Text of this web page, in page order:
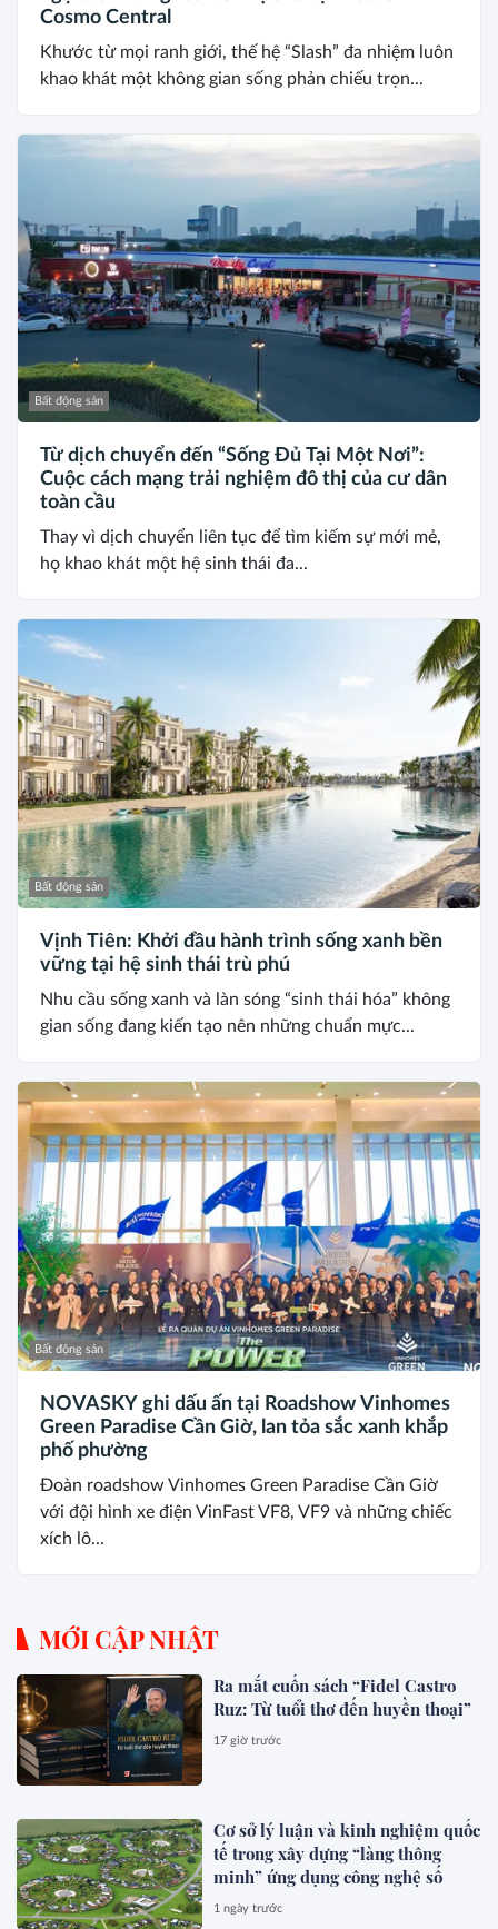
Cosmo Central
Khước từ mọi ranh giới, thế hệ “Slash” đa nhiệm luôn
khao khát một không gian sống phản chiếu trọn...
Bất động sản
Từ dịch chuyển đến “Sống Đủ Tại Một Nơi”:
Cuộc cách mạng trải nghiệm đô thị của cư dân
toàn cầu
Thay vì dịch chuyển liên tục để tìm kiếm sự mới mẻ,
họ khao khát một hệ sinh thái đa...
Bất động sản
Vịnh Tiên: Khởi đầu hành trình sống xanh bền
vững tại hệ sinh thái trù phú
Nhu cầu sống xanh và làn sóng “sinh thái hóa” không
gian sống đang kiến tạo nên những chuẩn mực...
Bất động sản
NOVASKY ghi dấu ấn tại Roadshow Vinhomes
Green Paradise Cần Giờ, lan tỏa sắc xanh khắp
phố phường
Đoàn roadshow Vinhomes Green Paradise Cần Giờ
với đội hình xe điện VinFast VF8, VF9 và những chiếc
xích lô...
MỚI CẬP NHẬT
Ra mắt cuốn sách “Fidel Castro
Ruz: Từ tuổi thơ đến huyền thoại”
17 giờ trước
Cơ sở lý luận và kinh nghiệm quốc
tế trong xây dựng “làng thông
minh” ứng dụng công nghệ số
1 ngày trước